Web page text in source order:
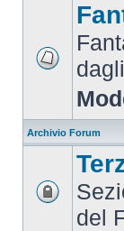
Archivio Forum
del